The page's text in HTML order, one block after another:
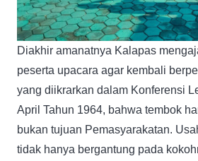
Diakhir amanatnya Kalapas
peserta upacara agar kembali
yang diikrarkan dalam Konferensi
April Tahun 1964, bahwa tembok
bukan tujuan Pemasyarakatan.
tidak hanya bergantung pada